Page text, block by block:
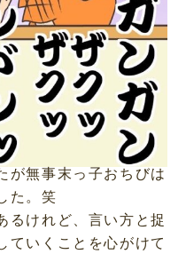
が無事末っ子おちびは
た。笑
るけれど、言い方と捉
ていくことを心がけて